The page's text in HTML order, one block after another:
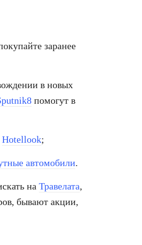
заранее
в новых
помогут в
Hotellook;
автомобили.
на Травелата,
бывают акции,